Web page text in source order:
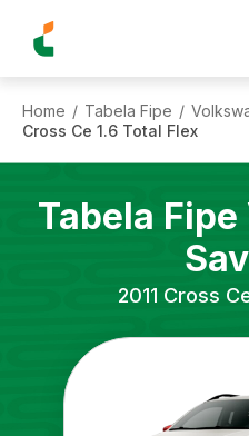
Home / Tabela Fipe /
Cross Ce 1.6 Total Flex
Tabela Fipe
2011 Cross